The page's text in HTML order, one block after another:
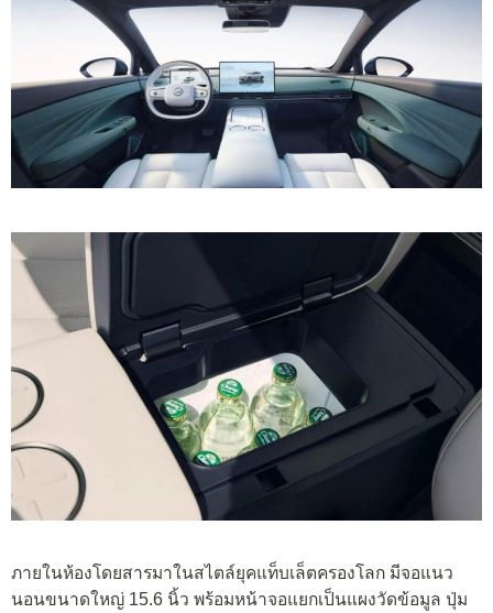
ภายในห้องโดยสารมาในสไตล์ยุคแท็บเล็ตครองโลก มีจอแนว
นอนขนาดใหญ่ 15.6 นิ้ว พร้อมหน้าจอแยกเป็นแผงวัดข้อมูล ปุ่ม